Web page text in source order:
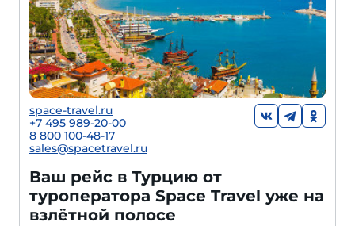
space-travel.ru
+7 495 989-20-00
8 800 100-48-17
sales@spacetravel.ru
Ваш рейс в Турцию от
туроператора Space Travel уже на
взлётной полосе